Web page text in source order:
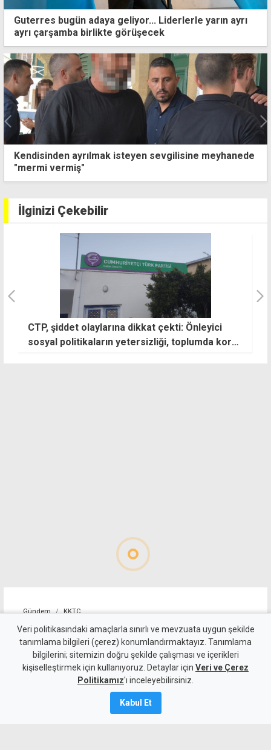
Guterres bugün adaya geliyor... Liderlerle yarın ayrı
ayrı çarşamba birlikte görüşecek
Trafikte 381 cezanın 153'ü süratten
İlginizi Çekebilir
CTP, şiddet olaylarına dikkat çekti: Önleyici
sosyal politikaların yetersizliği, toplumda korku
Gündem KKTC
İsim benzerliği iş insanını
mağdur etti: Dava ve sanıkla
ilgim yok
Veri politikasındaki amaçlarla sınırlı ve mevzuata uygun şekilde
tanımlama bilgileri (çerez) konumlandırmaktayız. Tanımlama
bilgilerini; sitemizin doğru şekilde çalışması ve içerikleri
kişiselleştirmek için kullanıyoruz. Detaylar için Veri ve Çerez
Politikamız'ı inceleyebilirsiniz.
Kabul Et